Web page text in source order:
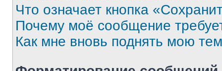
Что означает кнопка
Почему моё сообщение
Как мне вновь поднять мою